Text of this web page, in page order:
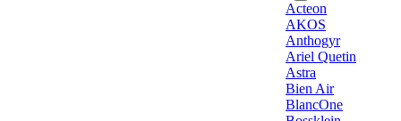
Acteon
AKOS
Anthogyr
Ariel Quetin
Astra
Bien Air
BlancOne